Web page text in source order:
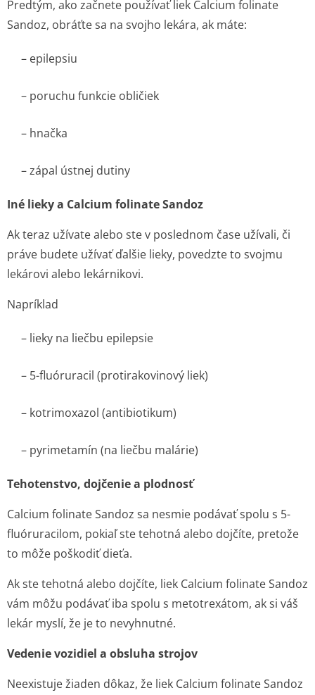
Predtým, ako začnete používať liek Calcium folinate
Sandoz, obráťte sa na svojho lekára, ak máte:
– epilepsiu
– poruchu funkcie obličiek
– hnačka
– zápal ústnej dutiny
Iné lieky a Calcium folinate Sandoz
Ak teraz užívate alebo ste v poslednom čase užívali, či
práve budete užívať ďalšie lieky, povedzte to svojmu
lekárovi alebo lekárnikovi.
Napríklad
– lieky na liečbu epilepsie
– 5-fluóruracil (protirakovinový liek)
– kotrimoxazol (antibiotikum)
– pyrimetamín (na liečbu malárie)
Tehotenstvo, dojčenie a plodnosť
Calcium folinate Sandoz sa nesmie podávať spolu s 5-
fluóruracilom, pokiaľ ste tehotná alebo dojčíte, pretože
to môže poškodiť dieťa.
Ak ste tehotná alebo dojčíte, liek Calcium folinate Sandoz
vám môžu podávať iba spolu s metotrexátom, ak si váš
lekár myslí, že je to nevyhnutné.
Vedenie vozidiel a obsluha strojov
Neexistuje žiaden dôkaz, že liek Calcium folinate Sandoz